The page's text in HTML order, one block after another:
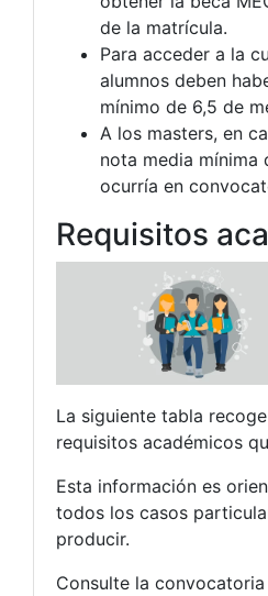
de la matrícula.
Para acceder a la
alumnos deben
mínimo de 6,5 de
A los masters, en
nota media mínima
ocurría en
Requisitos
La siguiente tabla
requisitos académicos
Esta información es
todos los casos
producir.
Consulte la